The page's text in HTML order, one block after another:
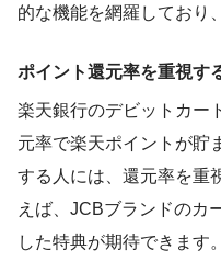
的な機能を網羅しており
ポイント還元率を重視す
楽天銀行のデビットカー
元率で楽天ポイントが貯
する人には、還元率を重
えば、JCBブランドのカ
した特典が期待できます。